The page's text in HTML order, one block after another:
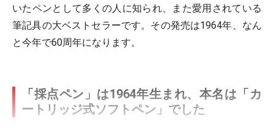
いたペンとして多くの人に知られ、また愛用されている
筆記具の大ベストセラーです。その発売は1964年、なん
と今年で60周年になります。
「採点ペン」は1964年生まれ、本名は「カ
ートリッジ式ソフトペン」でした